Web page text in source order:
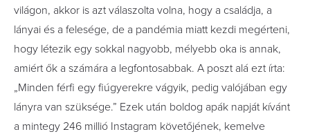
világon, akkor is azt válaszolta volna, hogy a családja, a
lányai és a felesége, de a pandémia miatt kezdi megérteni,
hogy létezik egy sokkal nagyobb, mélyebb oka is annak,
amiért ők a számára a legfontosabbak. A poszt alá ezt írta:
„Minden férfi egy fiúgyerekre vágyik, pedig valójában egy
lányra van szüksége.” Ezek után boldog apák napját kívánt
a mintegy 246 millió Instagram követőjének, kemelve